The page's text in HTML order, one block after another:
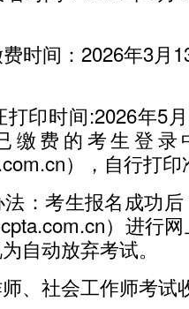
间：2026年3月
印时间:2026年5月
缴费的考生登
），自行打
考生报名成功后
）进行
自动放弃考试。
社会工作师考试